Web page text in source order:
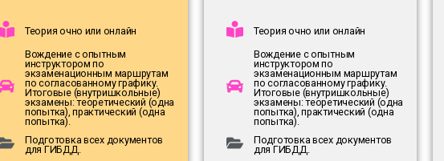
Теория очно или онлайн
Вождение с опытным
инструктором по
экзаменационным маршрутам
по согласованному графику.
Итоговые (внутришкольные)
экзамены: теоретический (одна
попытка), практический (одна
попытка).
Подготовка всех документов
для ГИБДД.
Теория очно или онлайн
Вождение с опытным
инструктором по
экзаменационным маршрутам
по согласованному графику.
Итоговые (внутришкольные)
экзамены: теоретический (одна
попытка), практический (одна
попытка).
Подготовка всех документов
для ГИБДД.